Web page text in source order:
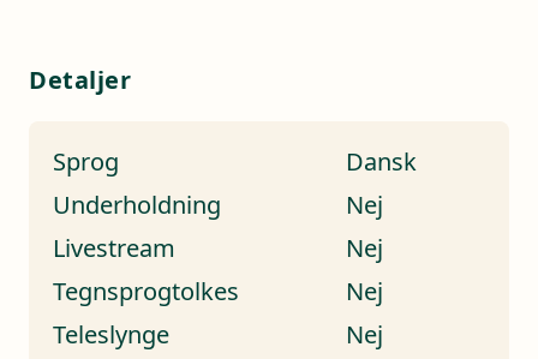
Detaljer
Sprog
Dansk
Underholdning
Nej
Livestream
Nej
Tegnsprogtolkes
Nej
Teleslynge
Nej